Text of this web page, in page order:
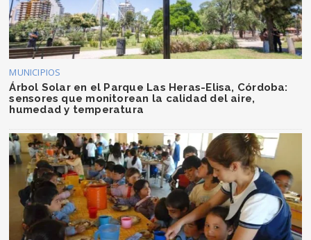
MUNICIPIOS
Árbol Solar en el Parque Las Heras-Elisa, Córdoba:
sensores que monitorean la calidad del aire,
humedad y temperatura